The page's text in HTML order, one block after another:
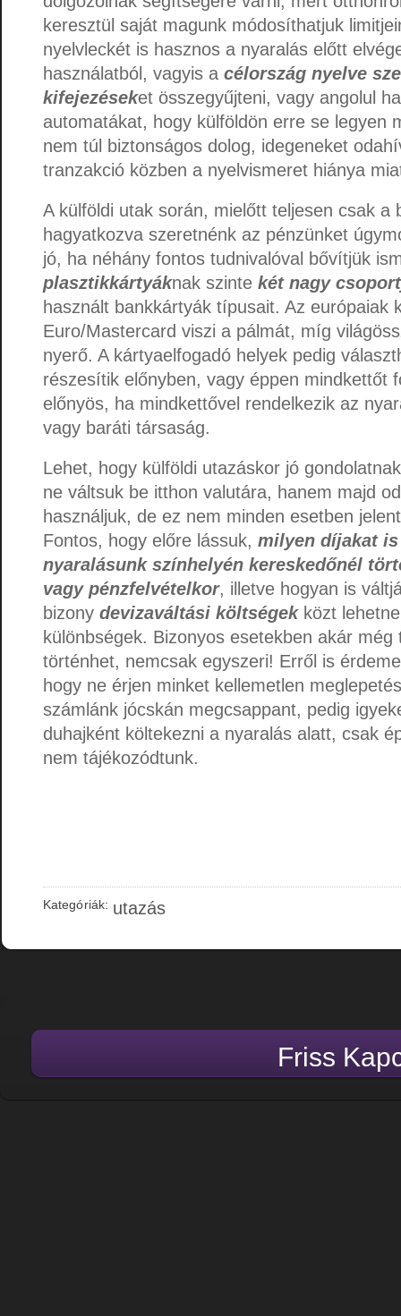
keresztül saját magunk módosíthatjuk
nyelvleckét is hasznos a nyaralás előtt
használatból, vagyis a célország nyelve
kifejezéseket összegyűjteni, vagy angolul
automatákat, hogy külföldön erre se legyen
nem túl biztonságos dolog, idegeneket
tranzakció közben a nyelvismeret hiánya
A külföldi utak során, mielőtt teljesen csak a
hagyatkozva szeretnénk az pénzünket
jó, ha néhány fontos tudnivalóval bővítjük
plasztikkártyáknak szinte két nagy
használt bankkártyák típusait. Az európaiak
Euro/Mastercard viszi a pálmát, míg
nyerő. A kártyaelfogadó helyek pedig
részesítik előnyben, vagy éppen mindkettőt
előnyös, ha mindkettővel rendelkezik az
vagy baráti társaság.
Lehet, hogy külföldi utazáskor jó
ne váltsuk be itthon valutára, hanem majd
használjuk, de ez nem minden esetben
Fontos, hogy előre lássuk, milyen díjakat
nyaralásunk színhelyén kereskedőnél
vagy pénzfelvételkor, illetve hogyan is
bizony devizaváltási költségekközt
különbségek. Bizonyos esetekben akár még
történhet, nemcsak egyszeri! Erről is
hogy ne érjen minket kellemetlen
számlánk jócskán megcsappant, pedig
duhajként költekezni a nyaralás alatt, csak
nem tájékozódtunk.
Kategóriák: utazás
Friss